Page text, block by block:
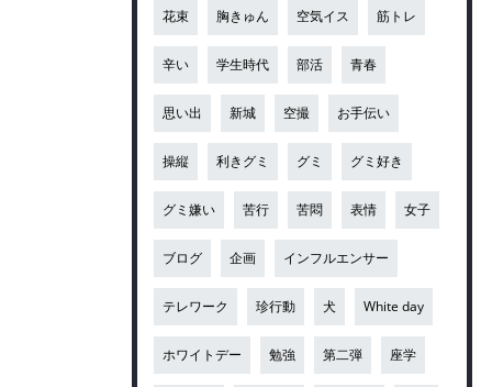
花束 胸きゅん 空気イス 筋トレ
辛い 学生時代 部活 青春
思い出 新城 空撮 お手伝い
操縦 利きグミ グミ グミ好き
グミ嫌い 苦行 苦悶 表情 女子
ブログ 企画 インフルエンサー
テレワーク 珍行動 犬 White day
ホワイトデー 勉強 第二弾 座学